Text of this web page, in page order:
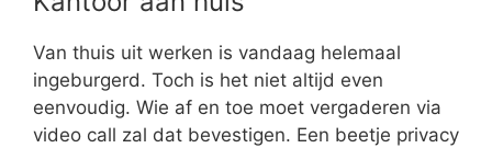
Van thuis uit werken is vandaag helemaal
ingeburgerd. Toch is het niet altijd even
eenvoudig. Wie af en toe moet vergaderen via
video call zal dat bevestigen. Een beetje privacy